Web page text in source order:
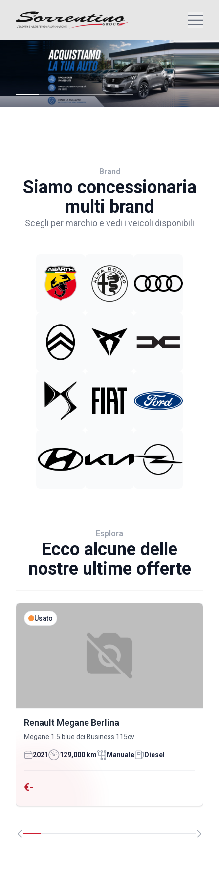
Brand
Siamo concessionaria
multi brand
Scegli per marchio e vedi i veicoli disponibili
Esplora
Ecco alcune delle
nostre ultime offerte
Usato
Renault Megane Berlina
Megane 1.5 blue dci Business 115cv
2021 129,000 km Manuale Diesel
€-